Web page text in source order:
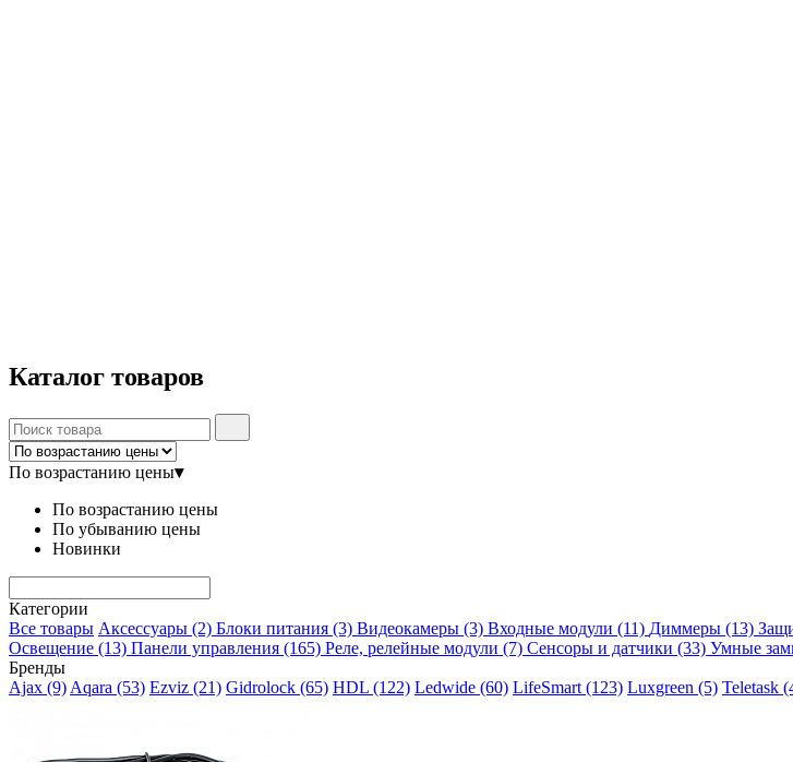
Каталог товаров
По возрастанию цены▾
По возрастанию цены
По убыванию цены
Новинки
Категории
Все товары Аксессуары (2) Блоки питания (3) Видеокамеры (3) Входные модули (11) Диммеры (13)
Освещение (13) Панели управления (165) Реле, релейные модули (7) Сенсоры и датчики (33) Умные
Бренды
Ajax (9) Aqara (53) Ezviz (21) Gidrolock (65) HDL (122) Ledwide (60) LifeSmart (123) Luxgreen (5) Teletask